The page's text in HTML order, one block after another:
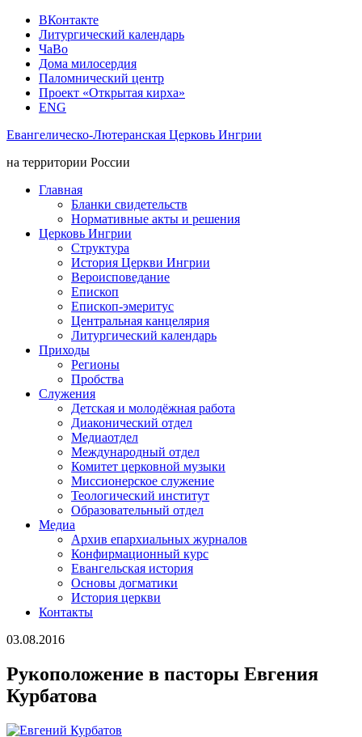
ВКонтакте
Литургический календарь
ЧаВо
Дома милосердия
Паломнический центр
Проект «Открытая кирха»
ENG
Евангелическо-Лютеранская Церковь Ингрии
на территории России
Главная
Бланки свидетельств
Нормативные акты и решения
Церковь Ингрии
Структура
История Церкви Ингрии
Вероисповедание
Епископ
Епископ-эмеритус
Центральная канцелярия
Литургический календарь
Приходы
Регионы
Пробства
Служения
Детская и молодёжная работа
Диаконический отдел
Медиаотдел
Международный отдел
Комитет церковной музыки
Миссионерское служение
Теологический институт
Образовательный отдел
Медиа
Архив епархиальных журналов
Конфирмационный курс
Евангельская история
Основы догматики
История церкви
Контакты
03.08.2016
Рукоположение в пасторы Евгения
Курбатова